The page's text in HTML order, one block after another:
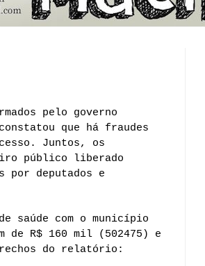
pelo governo
que há fraudes
Juntos, os
público liberado
por deputados e
saúde com o município
de R$ 160 mil (502475) e
do relatório: